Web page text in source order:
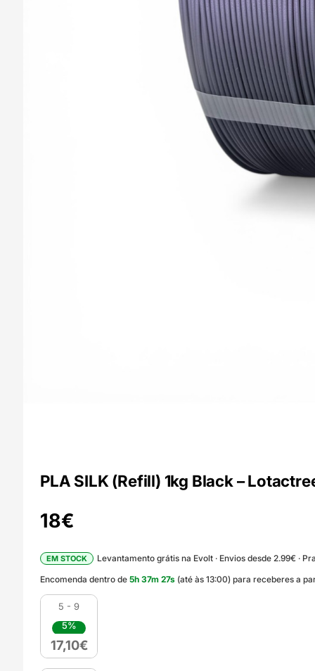
PLA SILK (Refill) 1kg Black –
18€
EM STOCK
Levantamento grátis na Evolt · Envios desde 2.99€ ·
Encomenda dentro de5h37m25s(até às 13:00) para receberes a
5 - 9
5%
17,10€